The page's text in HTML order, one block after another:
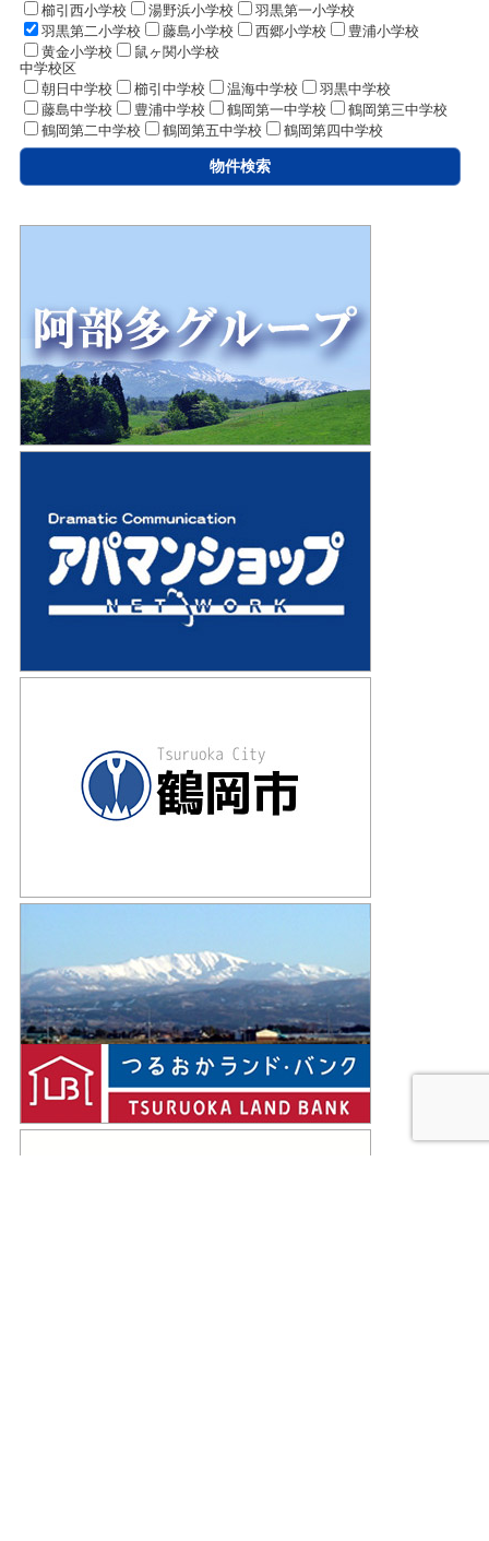
櫛引西小学校
湯野浜小学校
羽黒第一小学校
羽黒第二小学校
藤島小学校 西郷小学校
豊浦小学校
黄金小学校
鼠ヶ関小学校
中学校区
朝日中学校
櫛引中学校 温海中学校
羽黒中学校
藤島中学校
豊浦中学校 鶴岡第一中学校
鶴岡第三中学校
鶴岡第二中学校
鶴岡第五中学校 鶴岡第四中学校